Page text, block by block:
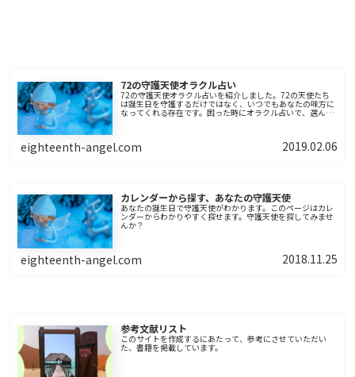
72の守護天使オラクル占い
72の守護天使オラクル占いを紹介しました。72の天使たち
は誕生日を守護するだけではなく、いつでもあなたの味方に
なってくれる存在です。困った時にオラクル占いで、選んだ
eighteenth-angel.com 2019.02.06
カレンダーから探す、あなたの守護天使
あなたの誕生日で守護天使がわかります。このページはカレ
ンダーからわかりやすく探せます。守護天使を探してみませ
んか？
eighteenth-angel.com 2018.11.25
参考文献リスト
このサイトを作成するにあたって、参考にさせていただい
た、書籍を掲載しています。